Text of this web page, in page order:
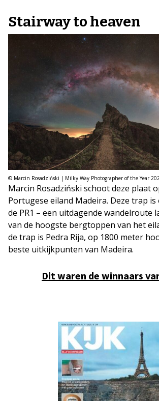
Stairway to heaven
© Marcin Rosadziński | Milky Way Photographer of the Year
Marcin Rosadziński schoot deze plaat
Portugese eiland Madeira. Deze trap is
de PR1 – een uitdagende wandelroute
van de hoogste bergtoppen van het
de trap is Pedra Rija, op 1800 meter
beste uitkijkpunten van Madeira.
Dit waren de winnaars